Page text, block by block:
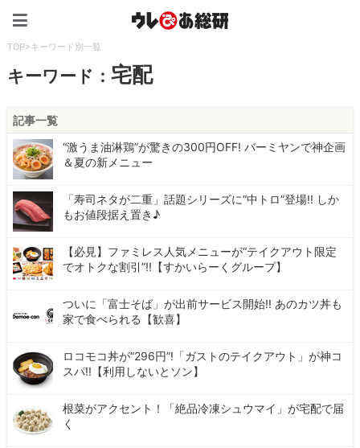
TOP>キーワード別一覧
キーワード：宅配
記事一覧
“激うま油淋鶏”が驚きの300円OFF! バーミヤンで神企画
＆夏の新メニュー
「寿司ネタが二重」話題シリーズに“中トロ”登場!! しか
もお値段据え置き♪
【必見】ファミレス人気メニューが“テイクアウト限定
でオトクな割引”!!【すかいらーくグループ】
ついに「富士そば」が出前サービス開始!! あのカツ丼も
家で食べられる【歓喜】
ロコモコ丼が“296円”!「ガストのテイクアウト」が神コ
スパ!!【利用しないとソン】
根菜がアクセント！「絶品冷凍シュウマイ」が宅配で届
く